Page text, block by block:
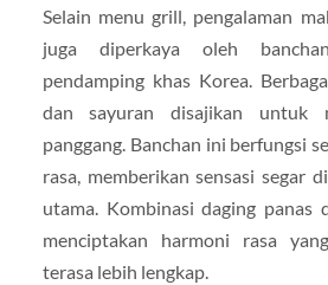
Selain menu grill, pengalaman
juga diperkaya oleh
pendamping khas Korea.
dan sayuran disajikan untuk
panggang. Banchan ini berfungsi
rasa, memberikan sensasi segar
utama. Kombinasi daging panas
menciptakan harmoni rasa
terasa lebih lengkap.